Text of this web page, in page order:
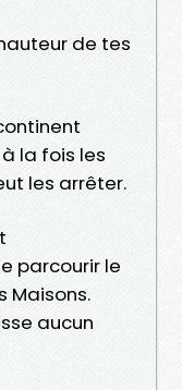
de tes
la fois les
les arrêter.
parcourir le
Maisons.
aucun